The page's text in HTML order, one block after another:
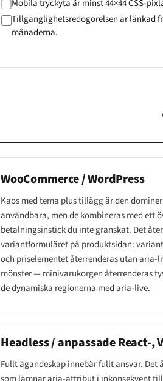
Mobila tryckyta är minst 44×44 CSS-
Tillgänglighetsredogörelsen är länkad
månaderna.
WooCommerce / WordPress
Kaos med tema plus tillägg är den
användbara, men de kombineras med ett
betalningsinstick du inte granskat. Det
variantformuläret på produktsidan:
och priselementet återrenderas utan
mönster — minivarukorgen återrenderas
de dynamiska regionerna med aria-live.
Headless / anpassade React-,
Fullt ägandeskap innebär fullt ansvar.